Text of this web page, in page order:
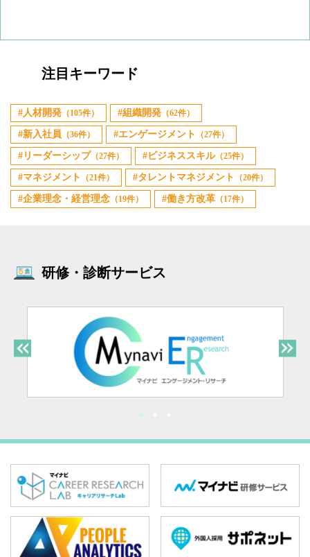
注目キーワード
人材開発 （105件） 組織開発 （62件）
新入社員 （36件） エンゲージメント （27件）
リーダーシップ （27件） ビジネススキル（25件）
マネジメント （21件） タレントマネジメント （20件）
企業理念・経営理念 （19件） 働き方改革 （17件）
研修・診断サービス